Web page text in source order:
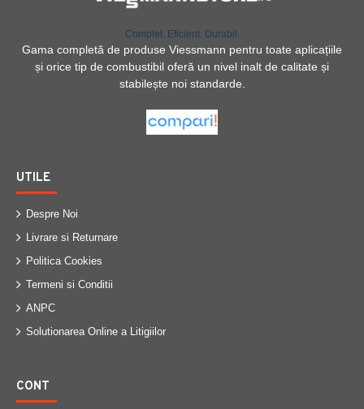
Complet. Eficient. Durabil.
Gama completă de produse Viessmann pentru toate aplicațiile
și orice tip de combustibil oferă un nivel inalt de calitate și
stabilește noi standarde.
UTILE
Despre Noi
Livrare si Returnare
Politica Cookies
Termeni si Conditii
ANPC
Solutionarea Online a Litigiilor
CONT